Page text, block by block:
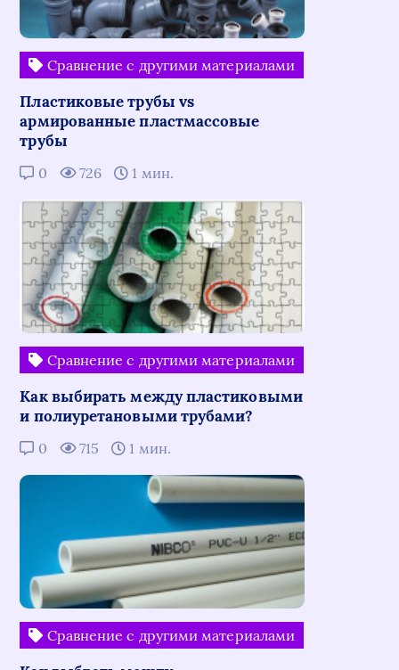
Сравнение с другими материалами
Пластиковые трубы vs
армированные пластмассовые
трубы
0 726 1 мин.
Сравнение с другими материалами
Как выбирать между пластиковыми
и полиуретановыми трубами?
0 715 1 мин.
Сравнение с другими материалами